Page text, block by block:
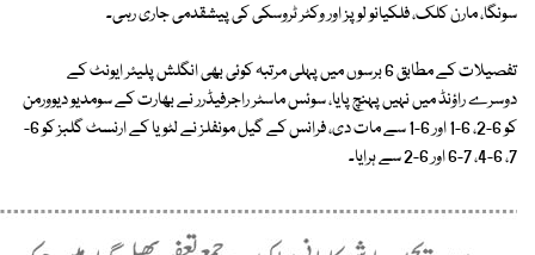
سونگا، مارن کلک، فلکیانو لوپز اور وکٹر ٹروسکی کی پیشقدمی جاری رہی۔
تفصیلات کے مطابق 6 برسوں میں پہلی مرتبہ کوئی بھی انگلش پلیئر ایونٹ کے
دوسرے راؤنڈ میں نہیں پہنچ پایا، سوئس ماسٹر راجرفیڈرر نے بھارت کے سومدیو دیوورمن
کو 6-2، 6-1 اور 6-1 سے مات دی، فرانس کے گیل مونفلز نے لٹویا کے ارنسٹ گلبز کو 6-
7، 6-4، 7-6 اور 6-2 سے ہرایا۔